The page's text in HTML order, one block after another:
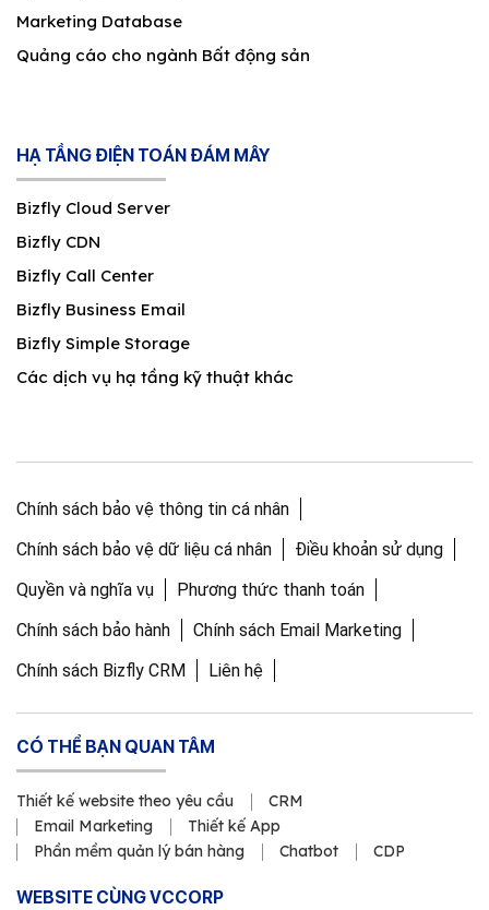
Marketing Database
Quảng cáo cho ngành Bất động sản
HẠ TẦNG ĐIỆN TOÁN ĐÁM MÂY
Bizfly Cloud Server
Bizfly CDN
Bizfly Call Center
Bizfly Business Email
Bizfly Simple Storage
Các dịch vụ hạ tầng kỹ thuật khác
Chính sách bảo vệ thông tin cá nhân
Chính sách bảo vệ dữ liệu cá nhân
Điều khoản sử dụng
Quyền và nghĩa vụ
Phương thức thanh toán
Chính sách bảo hành
Chính sách Email Marketing
Chính sách Bizfly CRM
Liên hệ
CÓ THỂ BẠN QUAN TÂM
Thiết kế website theo yêu cầu
CRM
Email Marketing
Thiết kế App
Phần mềm quản lý bán hàng
Chatbot CDP
WEBSITE CÙNG VCCORP